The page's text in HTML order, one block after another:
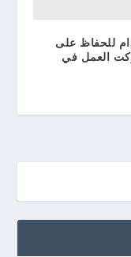
للحفاظ على
العمل في